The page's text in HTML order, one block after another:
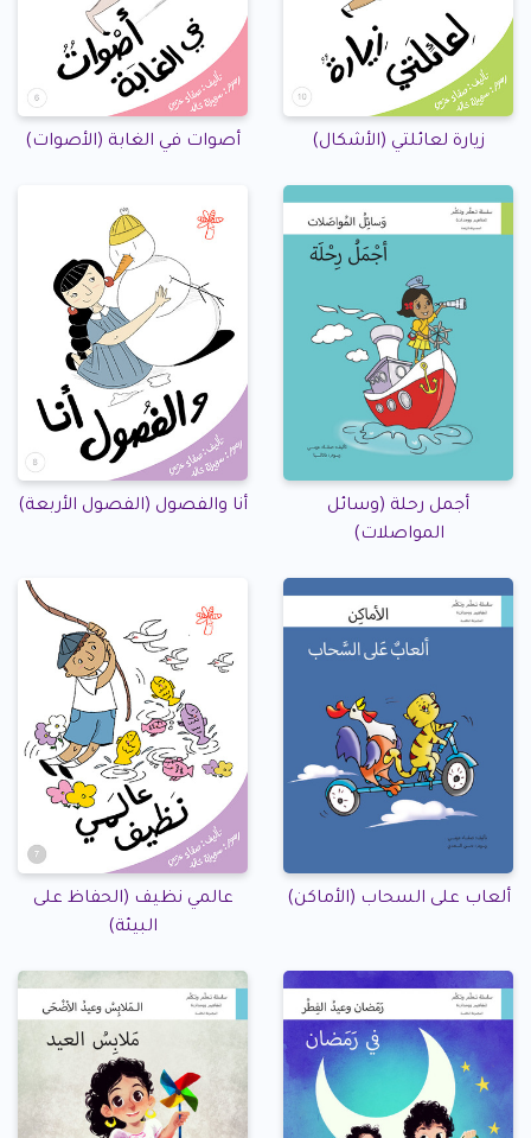
زيارة لعائلتي (الأشكال) أصوات في الغابة (الأصوات)
أجمل رحلة (وسائل
المواصلات)
أنا والفصول (الفصول الأربعة)
ألعاب على السحاب (الأماكن)
عالمي نظيف (الحفاظ على
البيئة)